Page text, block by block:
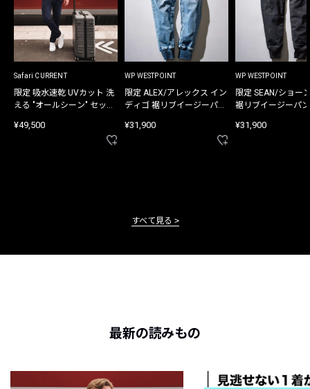
Safari CURRENT
限定 吸水速乾 UVカット 洗
える "オールシーン" セット
¥49,500
WP WESTPOINT
限定 ALEX/アレックス イン
ディゴ 裾リブイージーパン
¥31,900
WP WESTPOINT
限定 SEAN/ショー
裾リブイージーパ
¥31,900
すべて見る
最新の読みもの